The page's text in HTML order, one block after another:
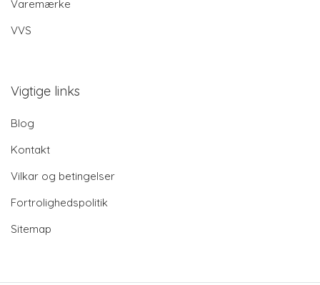
Varemærke
VVS
Vigtige links
Blog
Kontakt
Vilkar og betingelser
Fortrolighedspolitik
Sitemap